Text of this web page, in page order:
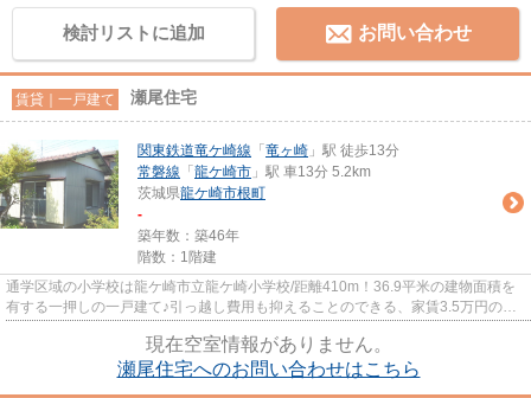
検討リストに追加 お問い合わせ
賃貸｜一戸建て 瀬尾住宅
関東鉄道竜ケ崎線 「 竜ヶ崎 」駅 徒歩13分
常磐線 「 龍ケ崎市 」駅 車13分 5.2km
茨城県龍ケ崎市根町
-
築年数：築46年
階数：1階建
通学区域の小学校は龍ケ崎市立龍ケ崎小学校/距離410m！36.9平米の建物面積を
有する一押しの一戸建て♪引っ越し費用も抑えることのできる、家賃3.5万円の物
現在空室情報がありません。
瀬尾住宅へのお問い合わせはこちら